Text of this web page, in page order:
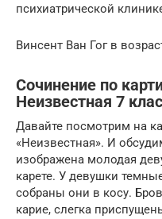
психиатрической
Винсент Ван Гог в
Сочинение по
Неизвестная 7
Давайте посмотрим на
«Неизвестная». И
изображена молодая
карете. У девушки
собраны они в косу.
карие, слегка